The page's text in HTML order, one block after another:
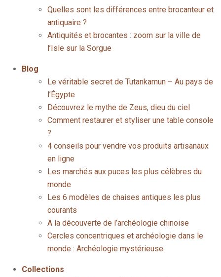
Quelles sont les différences entre brocanteur et
antiquaire ?
Antiquités et brocantes : zoom sur la ville de
l’Isle sur la Sorgue
Blog
Le véritable secret de Tutankamun – Au pays de
l’Égypte
Découvrez le mythe de Zeus, dieu du ciel
Comment restaurer et styliser une table console
?
4 conseils pour vendre vos produits artisanaux
en ligne
Les marchés aux puces les plus célèbres du
monde
Les 6 modèles de chaises antiques les plus
courants
A la découverte de l’archéologie chinoise
Cercles concentriques et archéologie dans le
monde : Archéologie mystérieuse
Collections